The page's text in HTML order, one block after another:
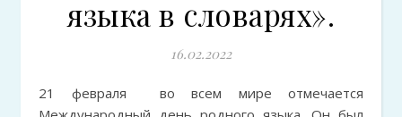
языка в словарях».
16.02.2022
21 февраля во всем мире отмечается